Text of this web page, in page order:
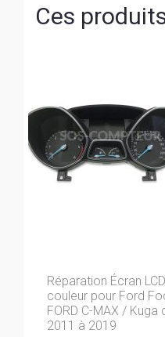
Ces
Réparation Écran LCD
couleur pour Ford
FORD C-MAX / Kuga
2011 à 2019